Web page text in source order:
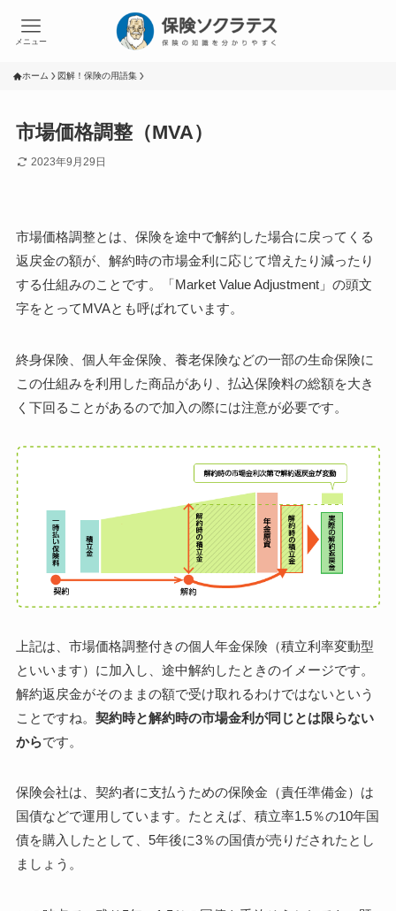
メニュー
ホーム 図解！保険の用語集
市場価格調整（MVA）
2023年9月29日
市場価格調整とは、保険を途中で解約した場合に戻ってくる
返戻金の額が、解約時の市場金利に応じて増えたり減ったり
する仕組みのことです。「Market Value Adjustment」の頭文
字をとってMVAとも呼ばれています。
終身保険、個人年金保険、養老保険などの一部の生命保険に
この仕組みを利用した商品があり、払込保険料の総額を大き
く下回ることがあるので加入の際には注意が必要です。
上記は、市場価格調整付きの個人年金保険（積立利率変動型
といいます）に加入し、途中解約したときのイメージです。
解約返戻金がそのままの額で受け取れるわけではないという
ことですね。 契約時と解約時の市場金利が同じとは限らない
からです。
保険会社は、契約者に支払うための保険金（責任準備金）は
国債などで運用しています。たとえば、積立率1.5％の10年国
債を購入したとして、5年後に3％の国債が売りだされたとし
ましょう。